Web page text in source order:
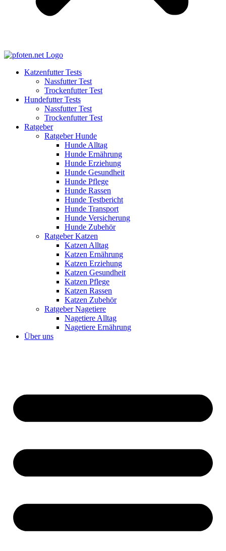
Katzenfutter Tests
Nassfutter Test
Trockenfutter Test
Hundefutter Tests
Nassfutter Test
Trockenfutter Test
Ratgeber
Ratgeber Hunde
Hunde Alltag
Hunde Ernährung
Hunde Erziehung
Hunde Gesundheit
Hunde Pflege
Hunde Rassen
Hunde Testbericht
Hunde Transport
Hunde Versicherung
Hunde Zubehör
Ratgeber Katzen
Katzen Alltag
Katzen Ernährung
Katzen Erziehung
Katzen Gesundheit
Katzen Pflege
Katzen Rassen
Katzen Zubehör
Ratgeber Nagetiere
Nagetiere Alltag
Nagetiere Ernährung
Über uns